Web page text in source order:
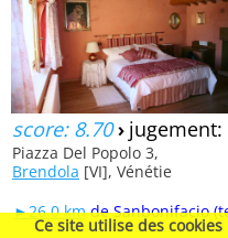
score: 8.70›
Piazza Del Popolo 3,
Brendola [VI], Vénétie
►26.0 kmde Sanbonifacio
Ce site utilise des cookies